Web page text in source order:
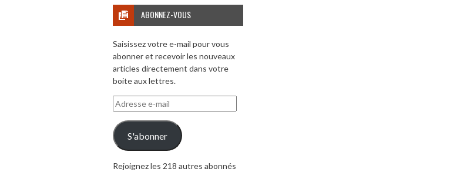
ABONNEZ-VOUS
Saisissez votre e-mail pour vous
abonner et recevoir les nouveaux
articles directement dans votre
boite aux lettres.
Adresse
e-
mail
S'abonner
Rejoignez les 218 autres abonnés